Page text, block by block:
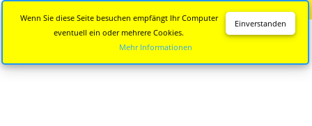
Einverstanden
Wenn Sie diese Seite besuchen empfängt Ihr Computer
eventuell ein oder mehrere Cookies.
Mehr Informationen